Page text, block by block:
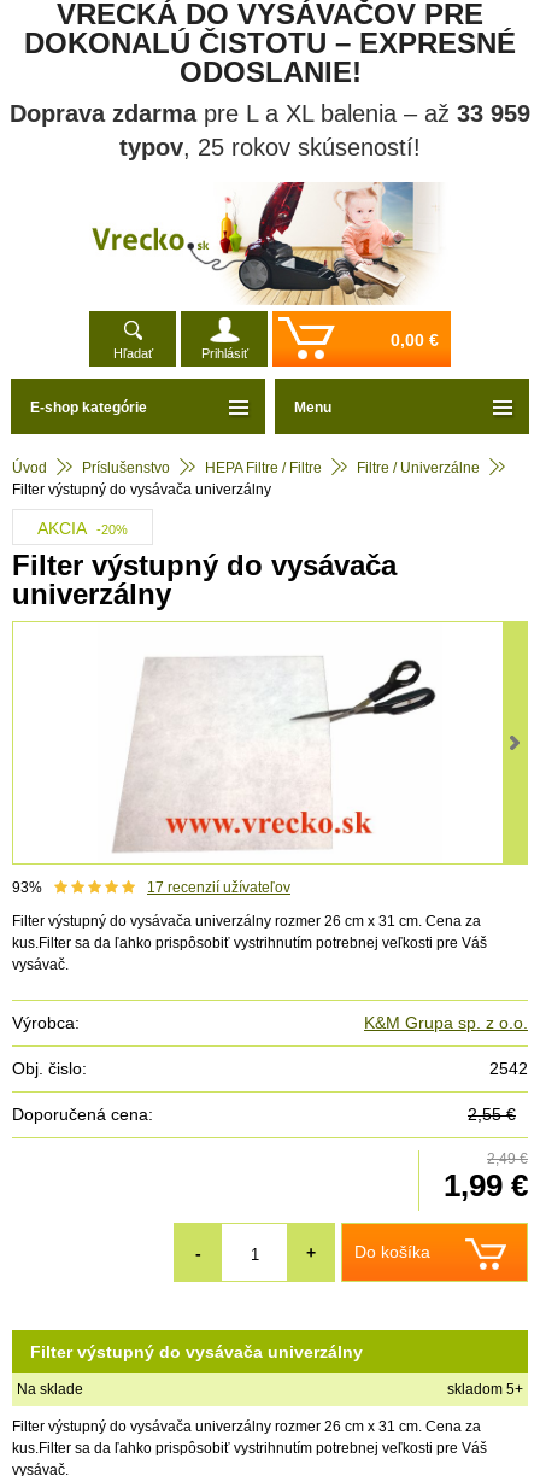
VRECKÁ DO VYSÁVAČOV PRE
DOKONALÚ ČISTOTU – EXPRESNÉ
ODOSLANIE!
Doprava zdarmapre L a XL balenia – až 33 959
typov, 25 rokov skúseností!
Hľadať Prihlásiť
0,00 €
Úvod Príslušenstvo HEPA Filtre / Filtre
Filtre / Univerzálne
Filter výstupný do vysávača univerzálny
AKCIA -20%
Filter výstupný do vysávača
univerzálny
93% 17 recenzií užívateľov
Filter výstupný do vysávača univerzálny rozmer 26 cm x 31 cm. Cena za
kus.Filter sa da ľahko prispôsobiť vystrihnutím potrebnej veľkosti pre Váš
vysávač.
Výrobca: K&M Grupa sp. z o.o.
Obj. čislo: 2542
Doporučená cena: 2,55 €
2,49 €
1,99 €
Do košíka
- +
Filter výstupný do vysávača univerzálny
Na sklade skladom 5+
Filter výstupný do vysávača univerzálny rozmer 26 cm x 31 cm. Cena za
kus.Filter sa da ľahko prispôsobiť vystrihnutím potrebnej veľkosti pre Váš
vysávač.
E-shop kategórie Menu